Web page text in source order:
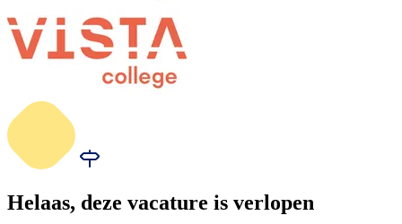
Helaas, deze vacature is verlopen